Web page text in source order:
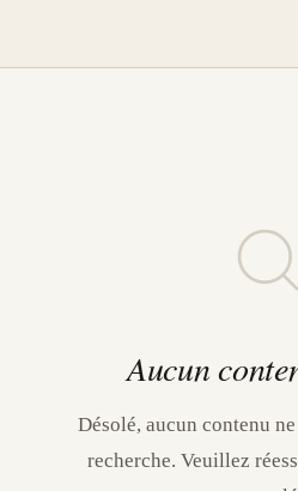
Aucun
Désolé, aucun contenu
recherche. Veuillez